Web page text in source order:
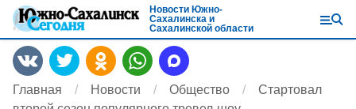
Новости Южно-
Сахалинска и
Сахалинской области
Главная Новости Общество
Стартовал